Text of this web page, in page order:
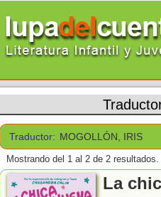
Traductor: MOGOLLÓN, IRIS
Mostrando del 1 al 2 de 2 resultados.
La